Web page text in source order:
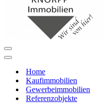
Navigationsmenü
Navigationsmenü
Home
Kaufimmobilien
Gewerbeimmobilien
Referenzobjekte